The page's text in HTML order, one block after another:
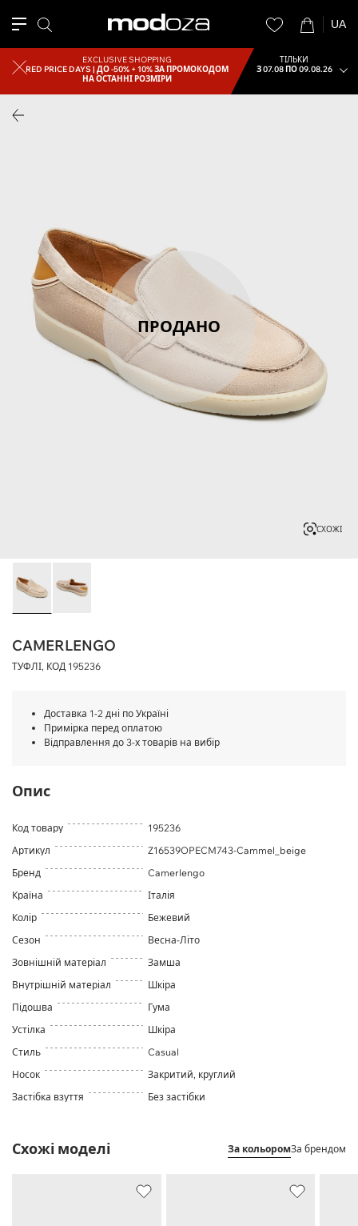
UA
EXCLUSIVE SHOPPING
RED PRICE DAYS |ДО -50% + 10% ЗА ПРОМОКОДОМ
НА ОСТАННІ РОЗМІРИ
ТІЛЬКИ
З 07.08 ПО 09.08.26
СХОЖІ
ПРОДАНО
CAMERLENGO
ТУФЛІ, КОД 195236
Доставка 1-2 дні по Україні
Примірка перед оплатою
Відправлення до 3-х товарів на вибір
Опис
Код товару
195236
Артикул
Z16539OPECM743-Cammel_beige
Бренд
Camerlengo
Країна
Італія
Колір
Бежевий
Сезон
Весна-Літо
Зовнішній матеріал
Замша
Внутрішній матеріал
Шкіра
Підошва
Гума
Устілка
Шкіра
Стиль
Casual
Носок
Закритий, круглий
Застібка взуття
Без застібки
Схожі моделі За кольоромЗа брендом